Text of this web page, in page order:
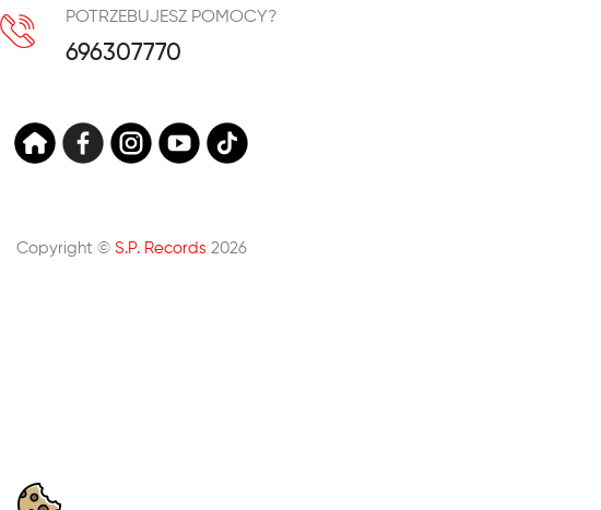
POTRZEBUJESZ POMOCY?
696307770
Copyright © S.P. Records 2026